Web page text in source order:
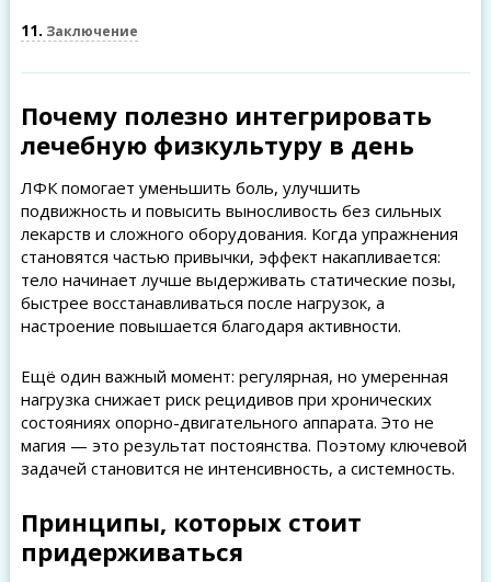
11 Заключение
Почему полезно интегрировать
лечебную физкультуру в день
ЛФК помогает уменьшить боль, улучшить
подвижность и повысить выносливость без сильных
лекарств и сложного оборудования. Когда упражнения
становятся частью привычки, эффект накапливается:
тело начинает лучше выдерживать статические позы,
быстрее восстанавливаться после нагрузок, а
настроение повышается благодаря активности.
Ещё один важный момент: регулярная, но умеренная
нагрузка снижает риск рецидивов при хронических
состояниях опорно-двигательного аппарата. Это не
магия — это результат постоянства. Поэтому ключевой
задачей становится не интенсивность, а системность.
Принципы, которых стоит
придерживаться